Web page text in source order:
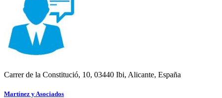
Carrer de la Constitució, 10, 03440 Ibi, Alicante, España
Martínez y Asociados